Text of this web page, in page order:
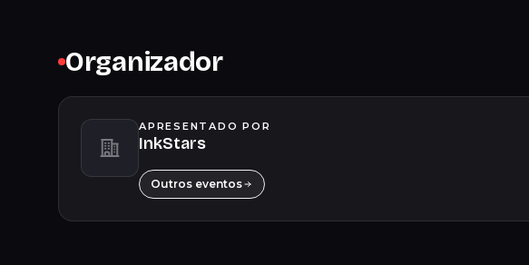
Organizador
APRESENTADO POR
InkStars
Outros eventos